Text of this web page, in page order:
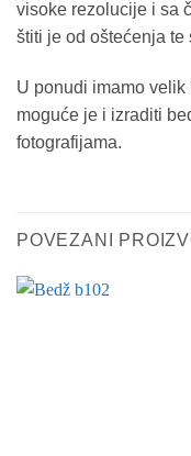
visoke rezolucije i sa
štiti je od oštećenja
U ponudi imamo
moguće je i izraditi
fotografijama.
POVEZANI